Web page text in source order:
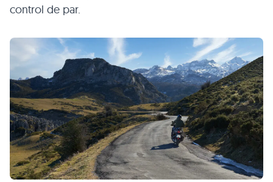
control de par.